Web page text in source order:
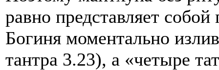
равно представляет собой
Богиня моментально
тантра 3.23), а «четыре